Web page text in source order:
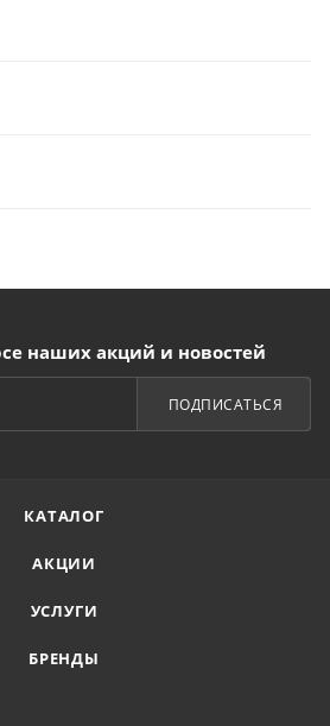
наших акций и новостей
ПОДПИСАТЬСЯ
КАТАЛОГ
АКЦИИ
УСЛУГИ
БРЕНДЫ